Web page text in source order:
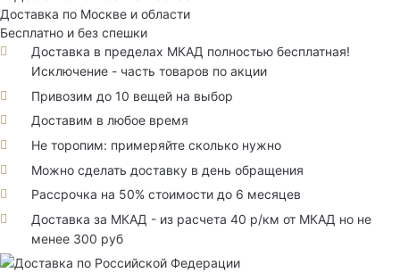
Доставка по Москве и области
Бесплатно и без спешки
Доставка в пределах МКАД полностью бесплатная!
Исключение - часть товаров по акции
Привозим до 10 вещей на выбор
Доставим в любое время
Не торопим: примеряйте сколько нужно
Можно сделать доставку в день обращения
Рассрочка на 50% стоимости до 6 месяцев
Доставка за МКАД - из расчета 40 р/км от МКАД но не
менее 300 руб